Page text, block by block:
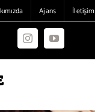
Ajans İletişim
InstagramYouTube